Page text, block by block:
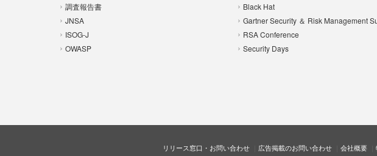
調査報告書
JNSA
ISOG-J
OWASP
Black Hat
Gartner Security ＆ Risk Management
RSA Conference
Security Days
リリース窓口・お問い合わせ 広告掲載のお問い合わせ 会社概要